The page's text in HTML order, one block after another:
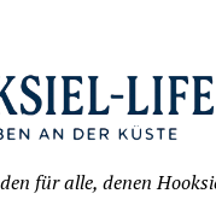
für alle, denen